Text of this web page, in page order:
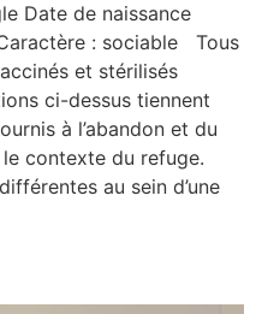
Date de naissance
: sociable Tous
et stérilisés
ci-dessus tiennent
à l’abandon et du
contexte du refuge.
au sein d’une